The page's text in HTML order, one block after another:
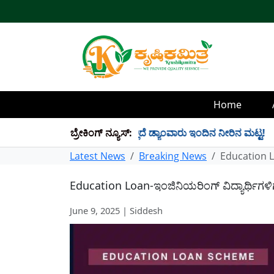
Home
ಬ್ರೇಕಿಂಗ್ ನ್ಯೂಸ್:
ನೀರು ಸಂಗ್ರಹ! ಇಲ್ಲಿದೆ ಡ್ಯಾಂವಾರು ಇಂದಿನ ನೀರಿನ ಮಟ್ಟ! ✱
Latest News
Breaking News Education
Education Loan-ಇಂಜಿನಿಯರಿಂಗ್
June 9, 2025 | Siddesh